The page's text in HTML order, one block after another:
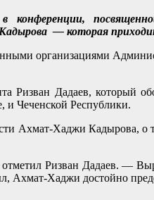
конференции,
— которая
организациями
Ризван Дадаев, который
и Чеченской Республики.
Ахмат-Хаджи Кадырова,
Ризван Дадаев. —
Хаджи достойно